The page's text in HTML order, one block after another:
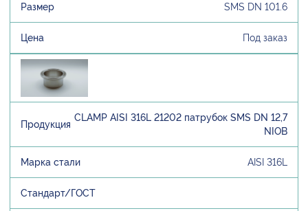
SMS DN 101.6
Под заказ
CLAMP AISI 316L 21202 патрубок SMS DN 12,7
NIOB
AISI 316L